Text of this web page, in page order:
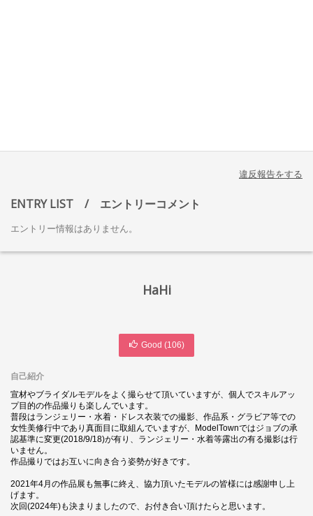
違反報告をする
ENTRY LIST / エントリーコメント
エントリー情報はありません。
HaHi
Good (106)
自己紹介
宣材やブライダルモデルをよく撮らせて頂いていますが、個人でスキルアッ
プ目的の作品撮りも楽しんでいます。
普段はランジェリー・水着・ドレス衣装での撮影、作品系・グラビア等での
女性美修行中であり真面目に取組んでいますが、ModelTownではジョブの承
認基準に変更(2018/9/18)が有り、ランジェリー・水着等露出の有る撮影は行
いません。
作品撮りではお互いに向き合う姿勢が好きです。
2021年4月の作品展も無事に終え、協力頂いたモデルの皆様には感謝申し上
げます。
次回(2024年)も決まりましたので、お付き合い頂けたらと思います。